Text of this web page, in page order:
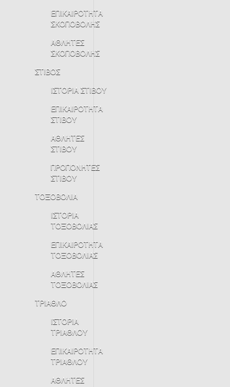
ΕΠΙΚΑΙΡΟΤΗΤΑ
ΣΚΟΠΟΒΟΛΗΣ
ΑΘΛΗΤΕΣ
ΣΚΟΠΟΒΟΛΗΣ
ΣΤΙΒΟΣ
ΙΣΤΟΡΙΑ ΣΤΙΒΟΥ
ΕΠΙΚΑΙΡΟΤΗΤΑ
ΣΤΙΒΟΥ
ΑΘΛΗΤΕΣ
ΣΤΙΒΟΥ
ΠΡΟΠΟΝΗΤΕΣ
ΣΤΙΒΟΥ
ΤΟΞΟΒΟΛΙΑ
ΙΣΤΟΡΙΑ
ΤΟΞΟΒΟΛΙΑΣ
ΕΠΙΚΑΙΡΟΤΗΤΑ
ΤΟΞΟΒΟΛΙΑΣ
ΑΘΛΗΤΕΣ
ΤΟΞΟΒΟΛΙΑΣ
ΤΡΙΑΘΛΟ
ΙΣΤΟΡΙΑ
ΤΡΙΑΘΛΟΥ
ΕΠΙΚΑΙΡΟΤΗΤΑ
ΤΡΙΑΘΛΟΥ
ΑΘΛΗΤΕΣ